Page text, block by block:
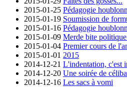
2015-01-25 Pédagogie
2015-01-19 Soumission de
2015-01-16 Pédagogie
2015-01-09 Merde bite
2015-01-04 Premier cours de
2015-01-01 2015
2014-12-21 L'indentation, c'est
2014-12-20 Une soirée de
2014-12-16 Les sacs à vomi